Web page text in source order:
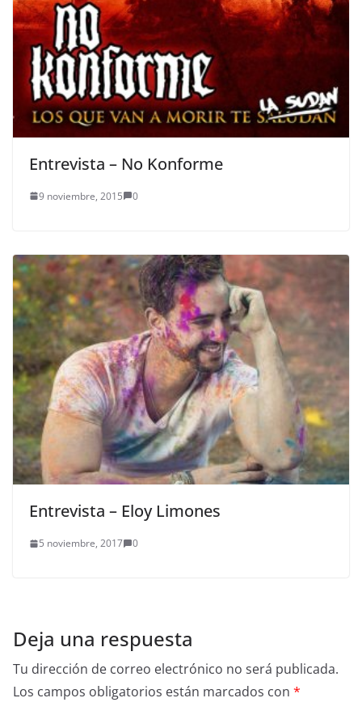
Entrevista – No Konforme
9 noviembre, 2015 0
Entrevista – Eloy Limones
5 noviembre, 2017 0
Deja una respuesta
Tu dirección de correo electrónico no será publicada.
Los campos obligatorios están marcados con *